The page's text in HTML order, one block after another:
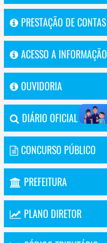
PRESTAÇÃO DE CONTAS
ACESSO A INFORMAÇÃO
OUVIDORIA
DIÁRIO OFICIAL
CONCURSO PÚBLICO
PREFEITURA
PLANO DIRETOR